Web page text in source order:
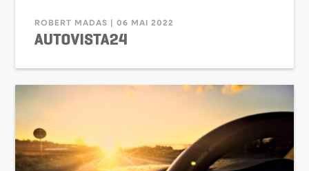
ROBERT MADAS | 06 MAI 2022